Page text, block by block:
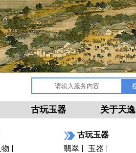
古玩玉器 关于天逸
物
古玩玉器
翡翠
玉器